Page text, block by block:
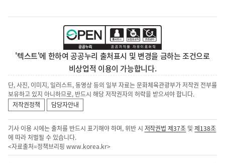
'텍스트'에 한하여 공공누리 출처표시 및 변경을 금하는 조건으로
비상업적 이용이 가능합니다.
단, 사진, 이미지, 일러스트, 동영상 등의 일부 자료는 문화체육관광부가 저작권 전부를
보유하고 있지 아니하므로, 반드시 해당 저작권자의 허락을 받으셔야 합니다.
저작권정책
담당자안내
기사 이용 시에는 출처를 반드시 표기해야 하며, 위반 시 저작권법 제37조 및제138조
에 따라 처벌될 수 있습니다.
<자료출처=정책브리핑 www.korea.kr>